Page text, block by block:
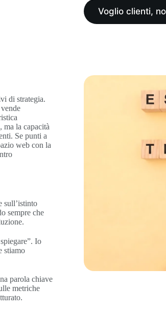
Voglio clienti,
di strategia.
ma la capacità
Se punti a
web con la
sull’istinto
sempre che
Io
stiamo
parola chiave
metriche